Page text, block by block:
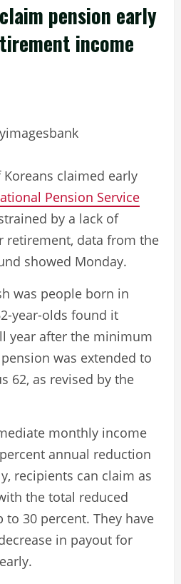
pension early
income
claimed early
Pension Service
by a lack of
retirement, data from the
showed Monday.
was people born in
year-olds found it
year after the minimum
was extended to
62, as revised by the
monthly income
annual reduction
recipients can claim as
the total reduced
30 percent. They have
in payout for